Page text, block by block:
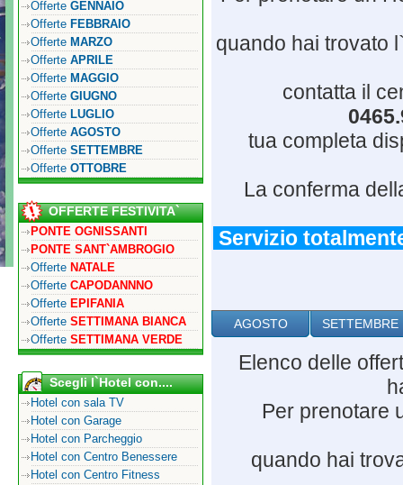
Offerte GENNAIO
Offerte FEBBRAIO
Offerte MARZO
Offerte APRILE
Offerte MAGGIO
Offerte GIUGNO
Offerte LUGLIO
Offerte AGOSTO
Offerte SETTEMBRE
Offerte OTTOBRE
OFFERTE FESTIVITA`
PONTE OGNISSANTI
PONTE SANT`AMBROGIO
Offerte NATALE
Offerte CAPODANNNO
Offerte EPIFANIA
Offerte SETTIMANA BIANCA
Offerte SETTIMANA VERDE
Scegli l`Hotel con....
Hotel con sala TV
Hotel con Garage
Hotel con Parcheggio
Hotel con Centro Benessere
Hotel con Centro Fitness
quando hai trovato
contatta il
tua completa
La conferma
Servizio
AGOSTO SETTEMBRE
Elenco delle
Per prenotare
quando hai